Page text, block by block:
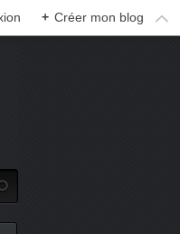
+ Créer mon blog